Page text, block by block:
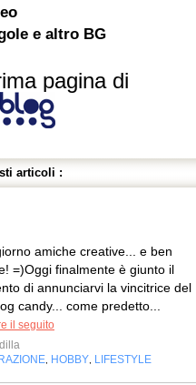
e altro BG
pagina di
articoli :
amiche creative... e ben
=)Oggi finalmente è giunto il
di annunciarvi la vincitrice del
candy... come predetto...
il seguito
HOBBY LIFESTYLE